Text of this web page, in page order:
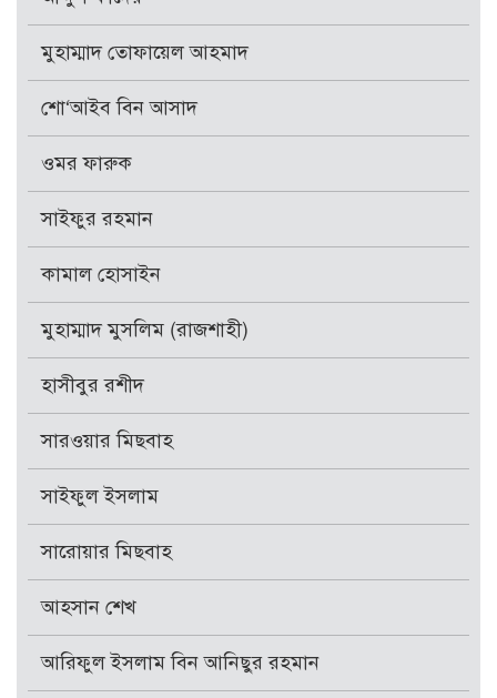
মুহাম্মাদ তোফায়েল আহমাদ
শো‘আইব বিন আসাদ
ওমর ফারুক
সাইফুর রহমান
কামাল হোসাইন
মুহাম্মাদ মুসলিম (রাজশাহী)
হাসীবুর রশীদ
সারওয়ার মিছবাহ
সাইফুল ইসলাম
সারোয়ার মিছবাহ
আহসান শেখ
আরিফুল ইসলাম বিন আনিছুর রহমান